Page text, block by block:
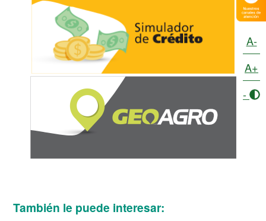
También le puede interesar:
A-
A+
-